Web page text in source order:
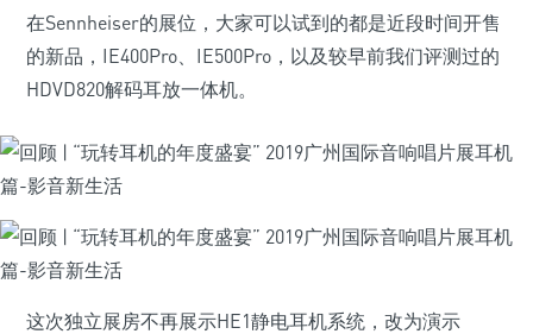
在Sennheiser的展位，大家可以试到的都是近段时间开售
的新品，IE400Pro、IE500Pro，以及较早前我们评测过的
HDVD820解码耳放一体机。
这次独立展房不再展示HE1静电耳机系统，改为演示